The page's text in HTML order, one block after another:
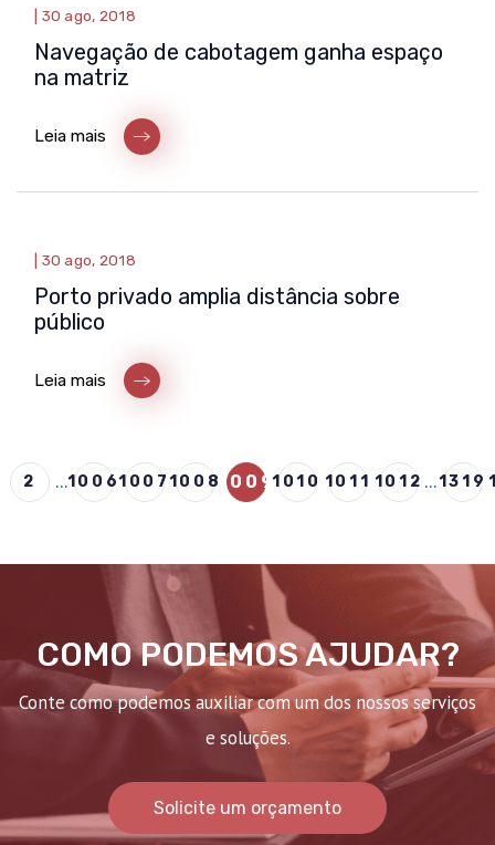
30 ago, 2018
Navegação de cabotagem ganha espaço
na matriz
Leia mais
| 30 ago, 2018
Porto privado amplia distância sobre
público
Leia mais
2 ...100610071008 10091010 1011 1012 ...1319
COMO PODEMOS AJUDAR?
Conte como podemos auxiliar com um dos nossos serviços
e soluções.
Solicite um orçamento